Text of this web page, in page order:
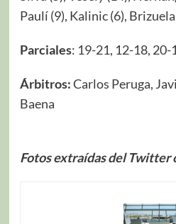
Paulí (9), Kalinic (6),
Parciales: 19-21, 12-18, 20-
Árbitros:Carlos Peruga,
Baena
Fotos extraídas del Twitter